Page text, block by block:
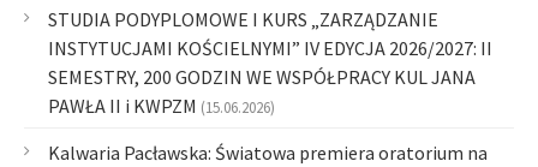
STUDIA PODYPLOMOWE I KURS „ZARZĄDZANIE
INSTYTUCJAMI KOŚCIELNYMI” IV EDYCJA 2026/2027: II
SEMESTRY, 200 GODZIN WE WSPÓŁPRACY KUL JANA
PAWŁA II i KWPZM (15.06.2026)
Kalwaria Pacławska: Światowa premiera oratorium na